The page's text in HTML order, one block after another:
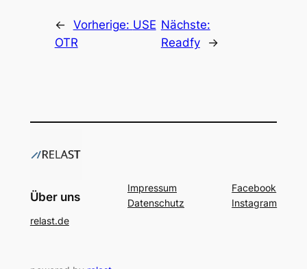
← Vorherige: USE
OTR
Nächste:
Readfy
→
Über uns
relast.de
Impressum
Datenschutz
Facebook
Instagram